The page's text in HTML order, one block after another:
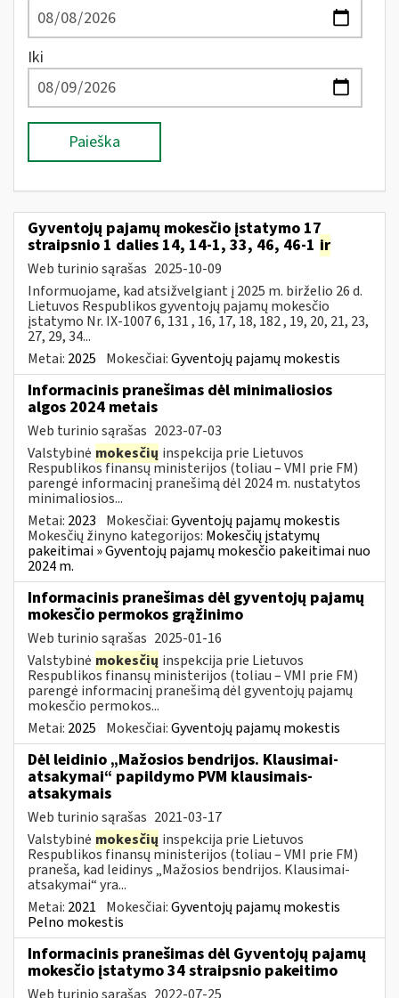
Iki
Paieška
Gyventojų pajamų mokesčio įstatymo 17
straipsnio 1 dalies 14, 14-1, 33, 46, 46-1 ir
Web turinio sąrašas 2025-10-09
Informuojame, kad atsižvelgiant į 2025 m. birželio 26 d.
Lietuvos Respublikos gyventojų pajamų mokesčio
įstatymo Nr. IX-1007 6, 131 , 16, 17, 18, 182 , 19, 20, 21, 23,
27, 29, 34...
Metai: 2025 Mokesčiai:Gyventojų pajamų mokestis
Informacinis pranešimas dėl minimaliosios
algos 2024 metais
Web turinio sąrašas 2023-07-03
Valstybinė mokesčių inspekcija prie Lietuvos
Respublikos finansų ministerijos (toliau – VMI prie FM)
parengė informacinį pranešimą dėl 2024 m. nustatytos
minimaliosios...
Metai: 2023 Mokesčiai:Gyventojų pajamų mokestis
Mokesčių žinyno kategorijos: Mokesčių įstatymų
pakeitimai » Gyventojų pajamų mokesčio pakeitimai nuo
2024 m.
Informacinis pranešimas dėl gyventojų pajamų
mokesčio permokos grąžinimo
Web turinio sąrašas 2025-01-16
Valstybinė mokesčių inspekcija prie Lietuvos
Respublikos finansų ministerijos (toliau – VMI prie FM)
parengė informacinį pranešimą dėl gyventojų pajamų
mokesčio permokos...
Metai: 2025 Mokesčiai:Gyventojų pajamų mokestis
Dėl leidinio „Mažosios bendrijos. Klausimai-
atsakymai“ papildymo PVM klausimais-
atsakymais
Web turinio sąrašas 2021-03-17
Valstybinė mokesčių inspekcija prie Lietuvos
Respublikos finansų ministerijos (toliau – VMI prie FM)
praneša, kad leidinys „Mažosios bendrijos. Klausimai-
atsakymai“ yra...
Metai: 2021 Mokesčiai:Gyventojų pajamų mokestis
Pelno mokestis
Informacinis pranešimas dėl Gyventojų pajamų
mokesčio įstatymo 34 straipsnio pakeitimo
Web turinio sąrašas 2022-07-25